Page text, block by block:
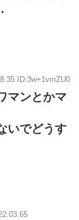
ID:3w+1vmZU0
マンとかマ
いでどうす